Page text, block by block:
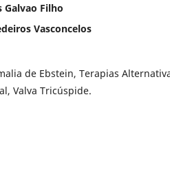
Galvao Filho
Vasconcelos
de Ebstein, Terapias
Valva Tricúspide.